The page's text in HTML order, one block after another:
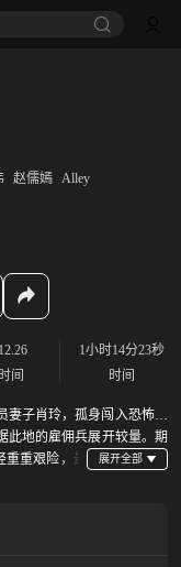
赵儒嫣 Alley
间
1小时14分23秒
时间
妻子肖玲，孤身闯入恐怖势
此地的雇佣兵展开较量。期
重艰险，最